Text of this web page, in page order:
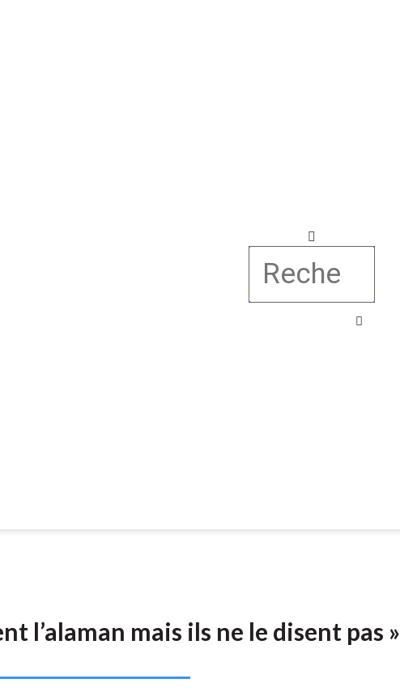
l’alaman mais ils ne le disent pas »